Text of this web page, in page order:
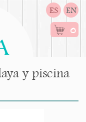
ES EN
0
y piscina